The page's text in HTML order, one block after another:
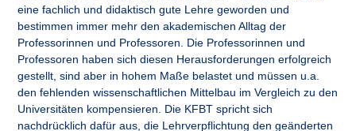
eine fachlich und didaktisch gute Lehre geworden und
bestimmen immer mehr den akademischen Alltag der
Professorinnen und Professoren. Die Professorinnen und
Professoren haben sich diesen Herausforderungen erfolgreich
gestellt, sind aber in hohem Maße belastet und müssen u.a.
den fehlenden wissenschaftlichen Mittelbau im Vergleich zu den
Universitäten kompensieren. Die KFBT spricht sich
nachdrücklich dafür aus, die Lehrverpflichtung den geänderten